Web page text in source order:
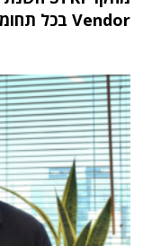
Vendor בכל תחומי שוק ה-IT